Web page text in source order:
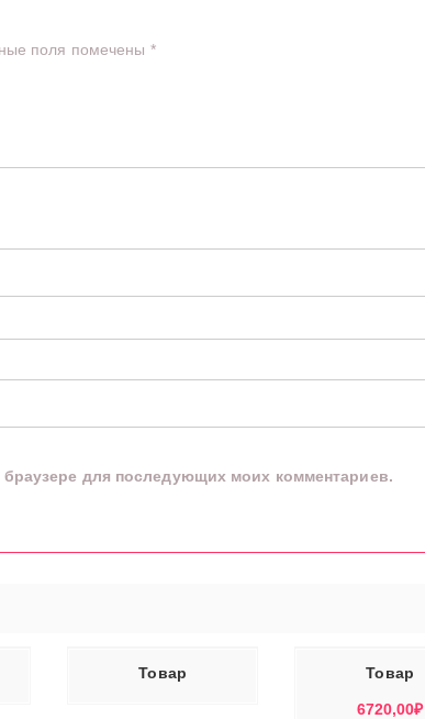
поля помечены *
для последующих моих комментариев.
Товар Товар
6720,00₽